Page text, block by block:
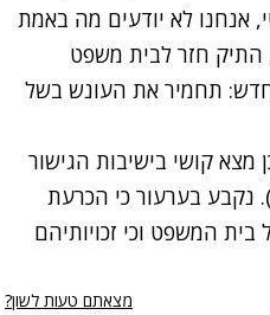
אנחנו לא יודעים מה באמת
חזר לבית משפט
תחמיר את העונש בשל
קושי בישיבות הגישור
בערעור כי הכרעת
המשפט וכי זכויותיהם
מצאתם טעות לשון?